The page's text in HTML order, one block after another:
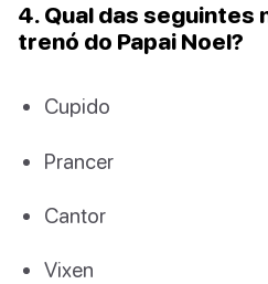
4. Qual das seguintes
trenó do Papai Noel?
Cupido
Prancer
Cantor
Vixen